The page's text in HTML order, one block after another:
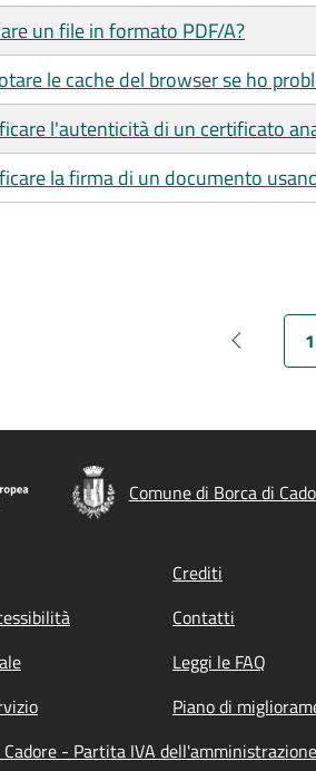
un file in formato PDF/A?
le cache del browser se ho
l'autenticità di un certificato
la firma di un documento
Pagina
1
Comune di Borca di
Crediti
Contatti
Leggi le FAQ
Piano di
Cadore - Partita IVA